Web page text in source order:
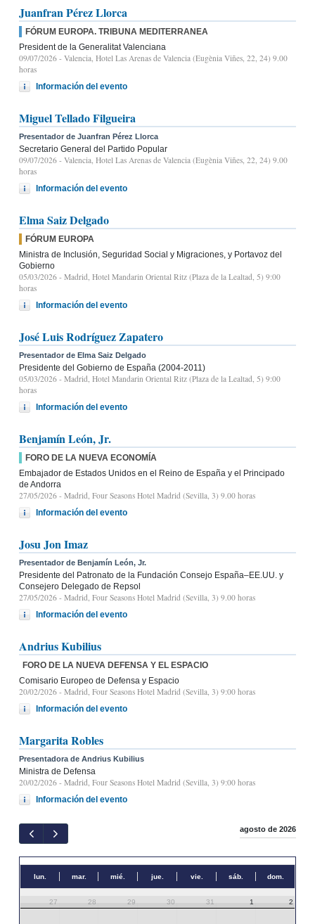
Juanfran Pérez Llorca
FÓRUM EUROPA. TRIBUNA MEDITERRANEA
President de la Generalitat Valenciana
09/07/2026 - Valencia, Hotel Las Arenas de Valencia (Eugènia Viñes, 22, 24) 9.00
horas
Información del evento
Miguel Tellado Filgueira
Presentador de Juanfran Pérez Llorca
Secretario General del Partido Popular
09/07/2026 - Valencia, Hotel Las Arenas de Valencia (Eugènia Viñes, 22, 24) 9.00
horas
Información del evento
Elma Saiz Delgado
FÓRUM EUROPA
Ministra de Inclusión, Seguridad Social y Migraciones, y Portavoz del
Gobierno
05/03/2026 - Madrid, Hotel Mandarin Oriental Ritz (Plaza de la Lealtad, 5) 9:00
horas
Información del evento
José Luis Rodríguez Zapatero
Presentador de Elma Saiz Delgado
Presidente del Gobierno de España (2004-2011)
05/03/2026 - Madrid, Hotel Mandarin Oriental Ritz (Plaza de la Lealtad, 5) 9:00
horas
Información del evento
Benjamín León, Jr.
FORO DE LA NUEVA ECONOMÍA
Embajador de Estados Unidos en el Reino de España y el Principado
de Andorra
27/05/2026 - Madrid, Four Seasons Hotel Madrid (Sevilla, 3) 9.00 horas
Información del evento
Josu Jon Imaz
Presentador de Benjamín León, Jr.
Presidente del Patronato de la Fundación Consejo España–EE.UU. y
Consejero Delegado de Repsol
27/05/2026 - Madrid, Four Seasons Hotel Madrid (Sevilla, 3) 9.00 horas
Información del evento
Andrius Kubilius
FORO DE LA NUEVA DEFENSA Y EL ESPACIO
Comisario Europeo de Defensa y Espacio
20/02/2026 - Madrid, Four Seasons Hotel Madrid (Sevilla, 3) 9:00 horas
Información del evento
Margarita Robles
Presentadora de Andrius Kubilius
Ministra de Defensa
20/02/2026 - Madrid, Four Seasons Hotel Madrid (Sevilla, 3) 9:00 horas
Información del evento
agosto de 2026
lun. mar. mié. jue. vie. sáb. dom.
27 28 29 30 31 1 2